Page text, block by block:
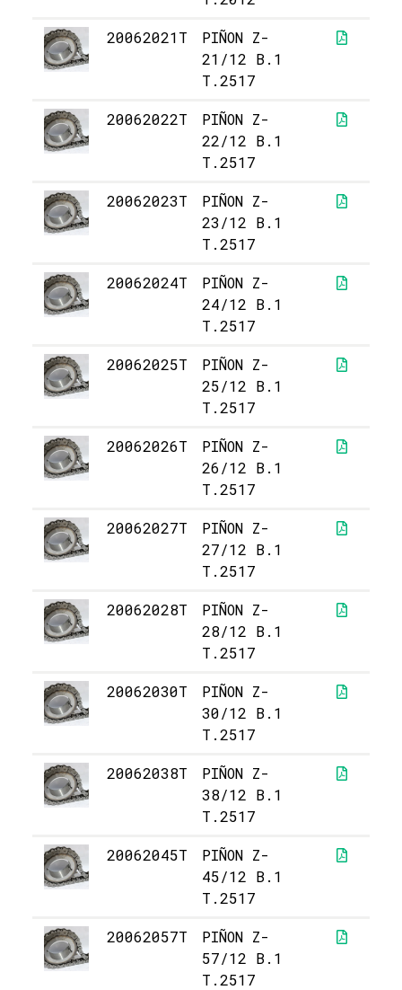
20062021T
PIÑON Z-
21/12 B.1
T.2517
20062022T
PIÑON Z-
22/12 B.1
T.2517
20062023T
PIÑON Z-
23/12 B.1
T.2517
20062024T
PIÑON Z-
24/12 B.1
T.2517
20062025T
PIÑON Z-
25/12 B.1
T.2517
20062026T
PIÑON Z-
26/12 B.1
T.2517
20062027T
PIÑON Z-
27/12 B.1
T.2517
20062028T
PIÑON Z-
28/12 B.1
T.2517
20062030T
PIÑON Z-
30/12 B.1
T.2517
20062038T
PIÑON Z-
38/12 B.1
T.2517
20062045T
PIÑON Z-
45/12 B.1
T.2517
20062057T
PIÑON Z-
57/12 B.1
T.2517